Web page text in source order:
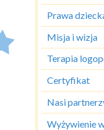
Prawa
Misja i wizja
Terapia
Certyfikat
Nasi
Wyżywienie